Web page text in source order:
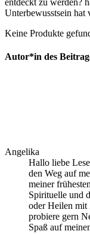
Unterbewusstsein hat
Keine Produkte
Autor*in des
Angelika
Hallo liebe
den Weg auf
meiner
Spirituelle und
oder Heilen mit
probiere gern
Spaß auf